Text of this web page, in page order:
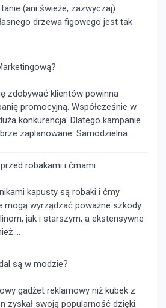
(ani świeże, zazwyczaj).
drzewa figowego jest tak
zdobywać klientów powinna
promocyjną. Współcześnie w
konkurencja. Dlatego kampanie
zaplanowane. Samodzielna …
robakami i ćmami
kapusty są robaki i ćmy
mogą wyrządzać poważne szkody
jak i starszym, a ekstensywne
…
są w modzie?
gadżet reklamowy niż kubek z
zyskał swoją popularność dzięki